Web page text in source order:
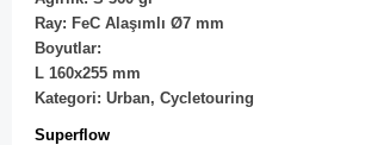
Ray: FeC Alaşımlı Ø7 mm
Boyutlar:
L 160x255 mm
Kategori: Urban, Cycletouring
Superflow